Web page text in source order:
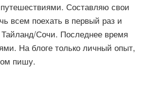
Составляю свои
всем поехать в первый раз и
Сочи. Последнее время
На блоге только личный опыт,
пишу.